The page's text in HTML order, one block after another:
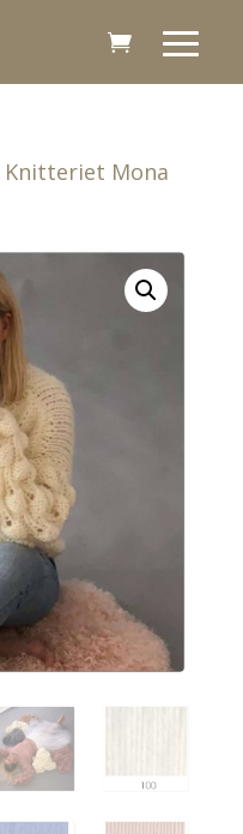
Knitteriet Mona